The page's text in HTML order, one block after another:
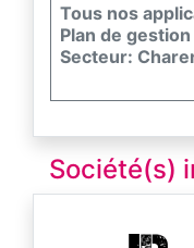
Tous nos
Plan de
Secteur:
Société(s)